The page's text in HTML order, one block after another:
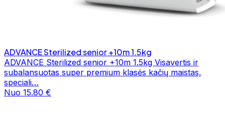
ADVANCE Sterilized senior +10m 1.5kg
ADVANCE Sterilized senior +10m 1.5kg Visavertis ir
subalansuotas super premium klasės kačių maistas,
speciali…
Nuo 15.80 €